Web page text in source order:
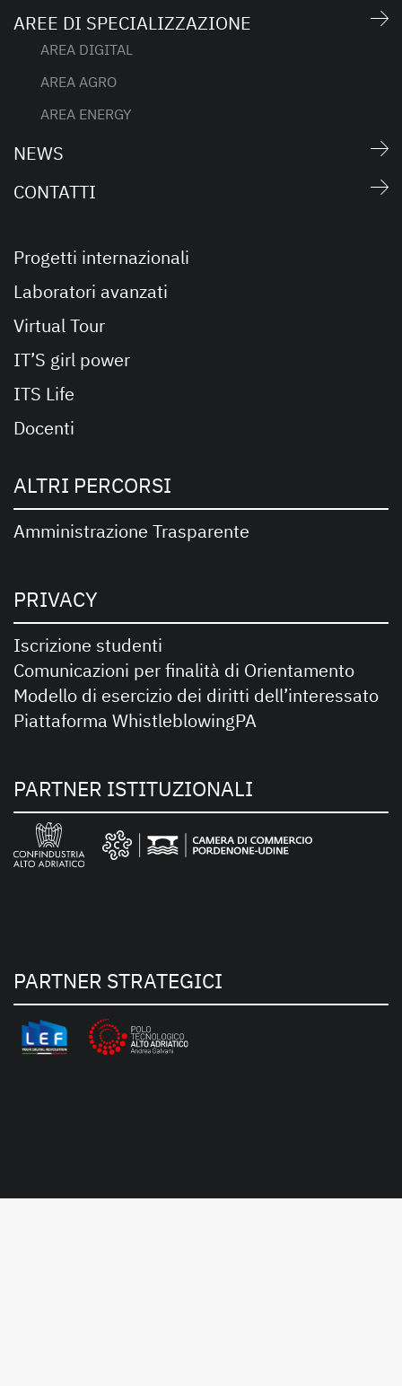
AREE DI SPECIALIZZAZIONE
AREA DIGITAL
AREA AGRO
AREA ENERGY
NEWS
CONTATTI
Progetti internazionali
Laboratori avanzati
Virtual Tour
IT’S girl power
ITS Life
Docenti
ALTRI PERCORSI
Amministrazione Trasparente
PRIVACY
Iscrizione studenti
Comunicazioni per finalità di Orientamento
Modello di esercizio dei diritti dell’interessato
Piattaforma WhistleblowingPA
PARTNER ISTITUZIONALI
PARTNER STRATEGICI